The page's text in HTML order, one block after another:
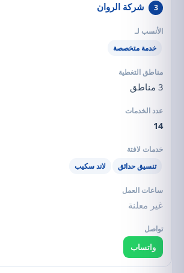
3 شركة الروان
خدمة متخصصة
3 مناطق
14
تنسيق حدائق لاند سكيب
غير معلنة
واتساب